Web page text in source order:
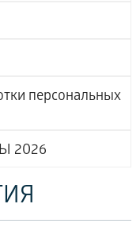
персональных
2026